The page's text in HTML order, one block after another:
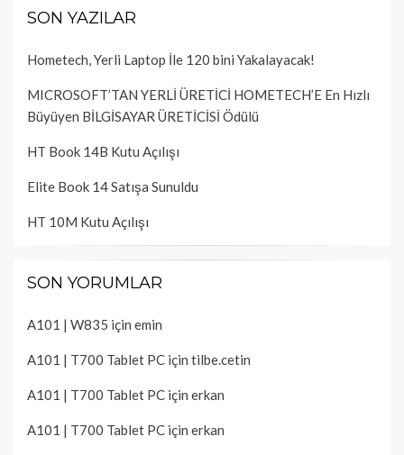
SON YAZILAR
Hometech, Yerli Laptop İle 120 bini Yakalayacak!
MICROSOFT’TAN YERLİ ÜRETİCİ HOMETECH’E En Hızlı
Büyüyen BİLGİSAYAR ÜRETİCİSİ Ödülü
HT Book 14B Kutu Açılışı
Elite Book 14 Satışa Sunuldu
HT 10M Kutu Açılışı
SON YORUMLAR
A101 | W835 için emin
A101 | T700 Tablet PC için tilbe.cetin
A101 | T700 Tablet PC için erkan
A101 | T700 Tablet PC için erkan